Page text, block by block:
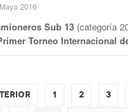
2016
Sub 13 (categoría
Torneo Internacional
1 2 3